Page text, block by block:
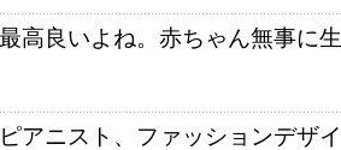
高良いよね。赤ちゃん無事に
アニスト、ファッションデザ